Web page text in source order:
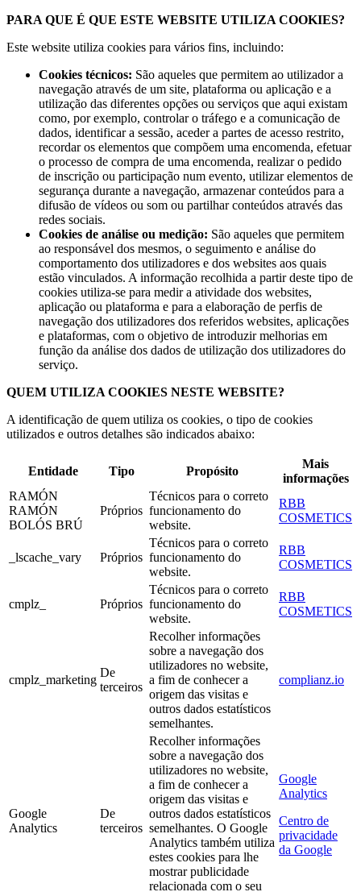
PARA QUE É QUE ESTE WEBSITE UTILIZA COOKIES?
Este website utiliza cookies para vários fins, incluindo:
Cookies técnicos: São aqueles que permitem ao utilizador a
navegação através de um site, plataforma ou aplicação e a
utilização das diferentes opções ou serviços que aqui existam
como, por exemplo, controlar o tráfego e a comunicação de
dados, identificar a sessão, aceder a partes de acesso restrito,
recordar os elementos que compõem uma encomenda, efetuar
o processo de compra de uma encomenda, realizar o pedido
de inscrição ou participação num evento, utilizar elementos de
segurança durante a navegação, armazenar conteúdos para a
difusão de vídeos ou som ou partilhar conteúdos através das
redes sociais.
Cookies de análise ou medição: São aqueles que permitem
ao responsável dos mesmos, o seguimento e análise do
comportamento dos utilizadores e dos websites aos quais
estão vinculados. A informação recolhida a partir deste tipo de
cookies utiliza-se para medir a atividade dos websites,
aplicação ou plataforma e para a elaboração de perfis de
navegação dos utilizadores dos referidos websites, aplicações
e plataformas, com o objetivo de introduzir melhorias em
função da análise dos dados de utilização dos utilizadores do
serviço.
QUEM UTILIZA COOKIES NESTE WEBSITE?
A identificação de quem utiliza os cookies, o tipo de cookies
utilizados e outros detalhes são indicados abaixo:
Entidade Tipo Propósito
Mais
informações
RAMÓN
RAMÓN
BOLÓS BRÚ
Próprios
Técnicos para o correto
funcionamento do
website.
RBB
COSMETICS
_lscache_vary Próprios
Técnicos para o correto
funcionamento do
website.
RBB
COSMETICS
cmplz_ Próprios
Técnicos para o correto
funcionamento do
website.
RBB
COSMETICS
cmplz_marketing
De
terceiros
Recolher informações
sobre a navegação dos
utilizadores no website,
a fim de conhecer a
origem das visitas e
outros dados estatísticos
semelhantes.
complianz.io
Google
Analytics
De
terceiros
Recolher informações
sobre a navegação dos
utilizadores no website,
a fim de conhecer a
origem das visitas e
outros dados estatísticos
semelhantes. O Google
Analytics também utiliza
estes cookies para lhe
mostrar publicidade
relacionada com o seu
Google
Analytics
Centro de
privacidade
da Google